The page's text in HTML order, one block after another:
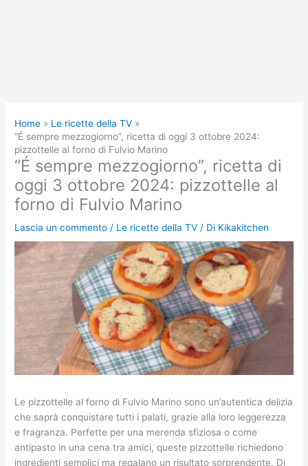
Home
Le ricette della TV
“É sempre mezzogiorno”, ricetta di oggi 3 ottobre 2024:
pizzottelle al forno di Fulvio Marino
“É sempre mezzogiorno”, ricetta di
oggi 3 ottobre 2024: pizzottelle al
forno di Fulvio Marino
Lascia un commento / Le ricette della TV / Di Kikakitchen
Le pizzottelle al forno di Fulvio Marino sono un’autentica delizia
che saprà conquistare tutti i palati, grazie alla loro leggerezza
e fragranza. Perfette per una merenda sfiziosa o come
antipasto in una cena tra amici, queste pizzottelle richiedono
ingredienti semplici ma regalano un risultato sorprendente. Di